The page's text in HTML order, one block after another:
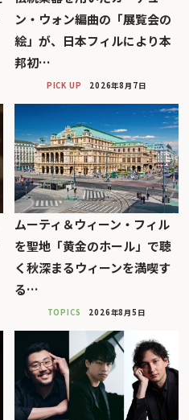
ン・ウォン編曲の「展覧会の
絵」が、日本フィルにより本
邦初…
PICK UP 2026年8月7日
ムーティ＆ウィーン・フィル
を聖地「黄金のホール」で聴
く秋深まるウィーンを満喫す
る…
TOPICS 2026年8月5日